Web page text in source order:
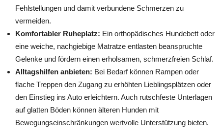
Fehlstellungen und damit verbundene Schmerzen zu
vermeiden.
Komfortabler Ruheplatz: Ein orthopädisches Hundebett oder
eine weiche, nachgiebige Matratze entlasten beanspruchte
Gelenke und fördern einen erholsamen, schmerzfreien Schlaf.
Alltagshilfen anbieten: Bei Bedarf können Rampen oder
flache Treppen den Zugang zu erhöhten Lieblingsplätzen oder
den Einstieg ins Auto erleichtern. Auch rutschfeste Unterlagen
auf glatten Böden können älteren Hunden mit
Bewegungseinschränkungen wertvolle Unterstützung bieten.